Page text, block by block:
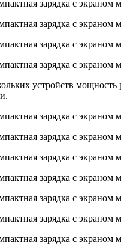
устройств мощность